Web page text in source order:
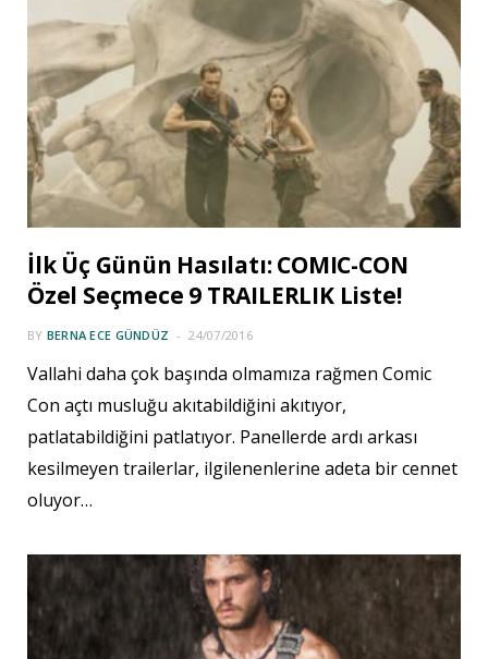
İlk Üç Günün Hasılatı: COMIC-CON
Özel Seçmece 9 TRAILERLIK Liste!
BY BERNA ECE GÜNDÜZ 24/07/2016
Vallahi daha çok başında olmamıza rağmen Comic
Con açtı musluğu akıtabildiğini akıtıyor,
patlatabildiğini patlatıyor. Panellerde ardı arkası
kesilmeyen trailerlar, ilgilenenlerine adeta bir cennet
oluyor…